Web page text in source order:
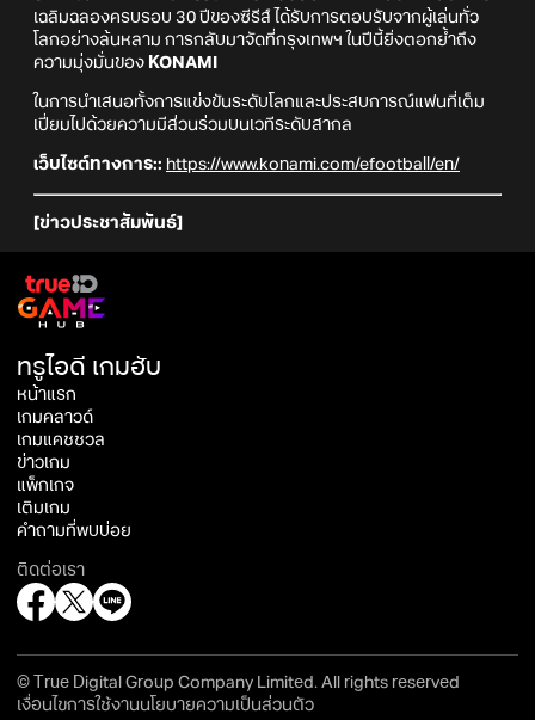
เฉลิมฉลองครบรอบ 30 ปีของซีรีส์ ได้รับการตอบรับจากผู้เล่นทั่ว
โลกอย่างล้นหลาม การกลับมาจัดที่กรุงเทพฯ ในปีนี้ยิ่งตอกย้ำถึง
ความมุ่งมั่นของ KONAMI
ในการนำเสนอทั้งการแข่งขันระดับโลกและประสบการณ์แฟนที่เต็ม
เปี่ยมไปด้วยความมีส่วนร่วมบนเวทีระดับสากล
เว็บไซต์ทางการ:: https://www.konami.com/efootball/en/
[ข่าวประชาสัมพันธ์]
ทรูไอดี เกมฮับ
หน้าแรก
เกมคลาวด์
เกมแคชชวล
ข่าวเกม
แพ็กเกจ
เติมเกม
คำถามที่พบบ่อย
ติดต่อเรา
© True Digital Group Company Limited. All rights reserved
เงื่อนไขการใช้งานนโยบายความเป็นส่วนตัว